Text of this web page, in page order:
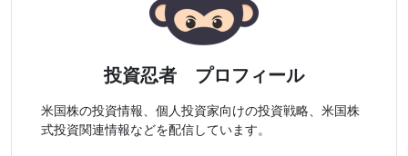
投資忍者 プロフィール
米国株の投資情報、個人投資家向けの投資戦略、米国株
式投資関連情報などを配信しています。